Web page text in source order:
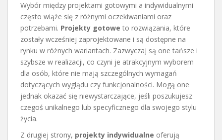
Wybór między projektami gotowymi a indywidualnymi
często wiąże się z różnymi oczekiwaniami oraz
potrzebami. Projekty gotowe to rozwiązania, które
zostały wcześniej zaprojektowane i są dostępne na
rynku w różnych wariantach. Zazwyczaj są one tańsze i
szybsze w realizacji, co czyni je atrakcyjnym wyborem
dla osób, które nie mają szczególnych wymagań
dotyczących wyglądu czy funkcjonalności. Mogą one
jednak okazać się niewystarczające, jeśli poszukujesz
czegoś unikalnego lub specyficznego dla swojego stylu
życia.
Z drugiej strony, projekty indywidualne oferują